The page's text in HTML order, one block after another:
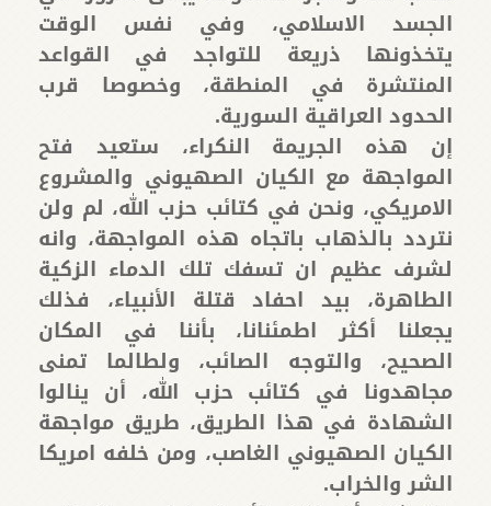
الجسد الاسلامي، وفي نفس الوقت
يتخذونها ذريعة للتواجد في القواعد
المنتشرة في المنطقة، وخصوصا قرب
الحدود العراقية السورية.
إن هذه الجريمة النكراء، ستعيد فتح
المواجهة مع الكيان الصهيوني والمشروع
الامريكي، ونحن في كتائب حزب الله، لم ولن
نتردد بالذهاب باتجاه هذه المواجهة، وانه
لشرف عظيم ان تسفك تلك الدماء الزكية
الطاهرة، بيد احفاد قتلة الأنبياء، فذلك
يجعلنا أكثر اطمئنانا، بأننا في المكان
الصحيح، والتوجه الصائب، ولطالما تمنى
مجاهدونا في كتائب حزب الله، أن ينالوا
الشهادة في هذا الطريق، طريق مواجهة
الكيان الصهيوني الغاصب، ومن خلفه امريكا
الشر والخراب.